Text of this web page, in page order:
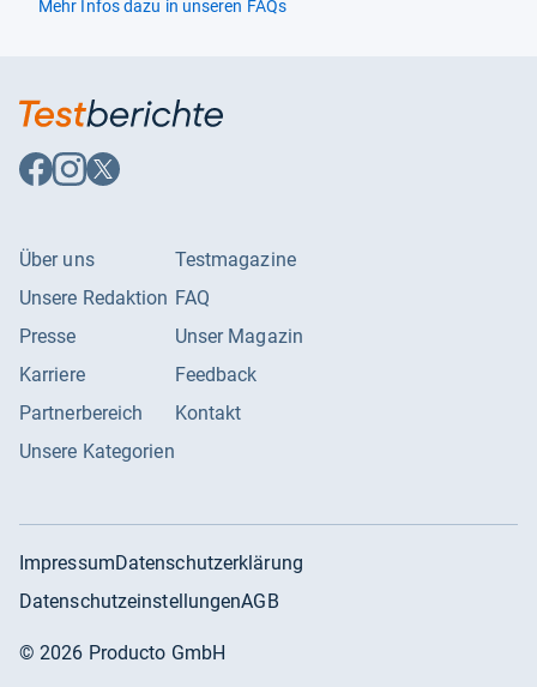
Mehr Infos dazu in unseren FAQs
Auf
Facebook
Auf
Instagram
Auf
X
Über uns
Unsere Redaktion
Presse
Karriere
Partnerbereich
Unsere Kategorien
Testmagazine
FAQ
Unser Magazin
Feedback
Kontakt
ImpressumDatenschutzerklärung
DatenschutzeinstellungenAGB
©2026 Producto GmbH